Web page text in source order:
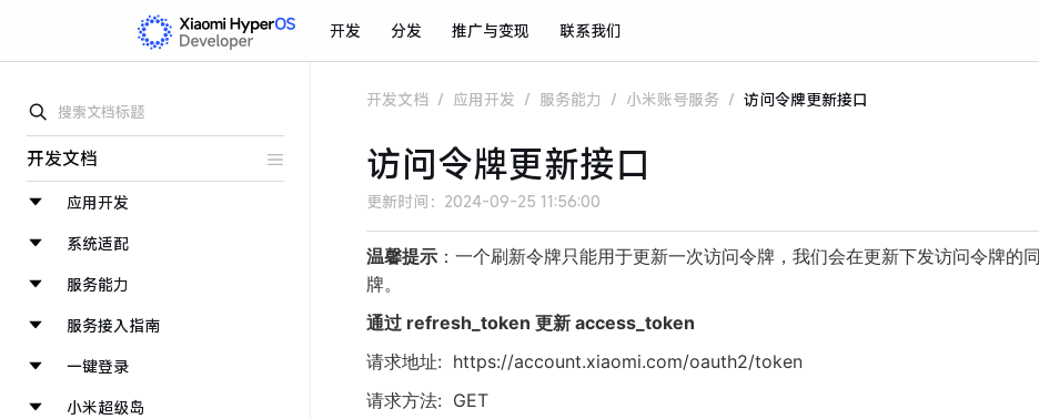
开发 分发 推广与变现 联系我们
开发文档
应用开发
系统适配
服务能力
服务接入指南
一键登录
小米超级岛
开发文档 / 应用开发 / 服务能力 / 小米账号服务 / 访问令牌更新接口
访问令牌更新接口
更新时间： 2024-09-25 11:56:00
温馨提示 ：一个刷新令牌只能用于更新一次访问令牌，我们会在更新下发访问令牌的
牌。
通过 refresh_token 更新 access_token
请求地址: https://account.xiaomi.com/oauth2/token
请求方法: GET